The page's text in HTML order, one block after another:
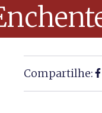
Compartilhe: